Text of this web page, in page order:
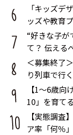
「キッズデ
ッズや教育
“好きな子が
て？ 伝える
＜募集終了
り列車で行
【1～6歳
10」を育て
【実態調査
ア率「何％